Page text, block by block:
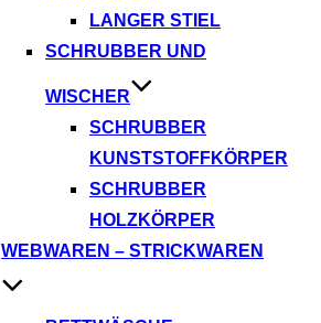
LANGER STIEL
SCHRUBBER UND
WISCHER
SCHRUBBER
KUNSTSTOFFKÖRPER
SCHRUBBER
HOLZKÖRPER
WEBWAREN – STRICKWAREN